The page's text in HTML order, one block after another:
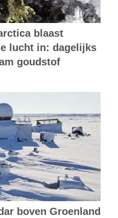
blaast
lucht in: dagelijks
goudstof
boven Groenland